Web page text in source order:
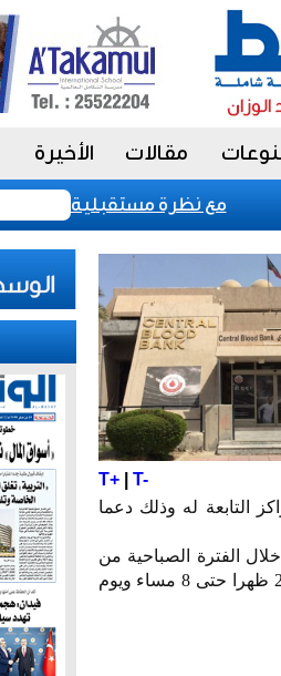
مقالات الأخيرة
«فيتش» تؤكد التصنيف السيادي للكويت عند «-aa» مع نظرة مستقبلية مستقرة
T+| T-
التابعة له وذلك دعما
الفترة الصباحية من
الأحد إلى الخميس من الساعة 7.30 صباحا حتى 8.30 مساء ويوم الجمعة من الساعة 2 ظهرا حتى 8 مساء ويوم